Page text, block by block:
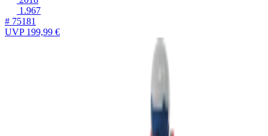
1.967
# 75181
UVP199,99 €